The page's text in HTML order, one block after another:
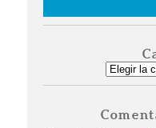
Categorías